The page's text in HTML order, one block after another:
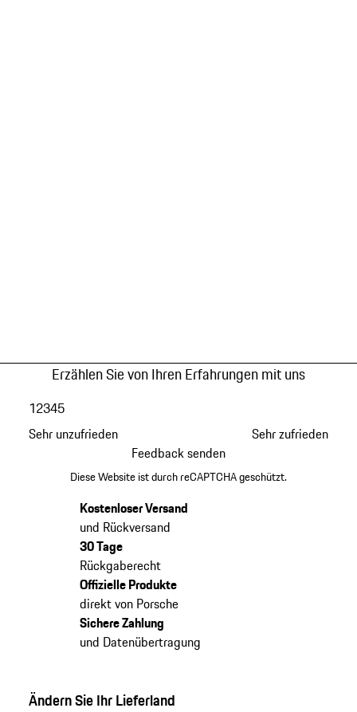
Erzählen Sie von Ihren Erfahrungen mit uns
Sehr unzufrieden
12345
Sehr zufrieden
Feedback senden
Diese Website ist durch reCAPTCHA geschützt.
Kostenloser Versand
und Rückversand
30 Tage
Rückgaberecht
Offizielle Produkte
direkt von Porsche
Sichere Zahlung
und Datenübertragung
Ändern Sie Ihr Lieferland